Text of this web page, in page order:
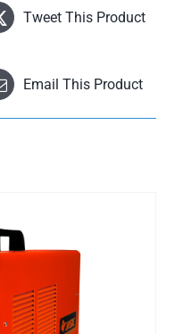
Tweet This Product
Email This Product